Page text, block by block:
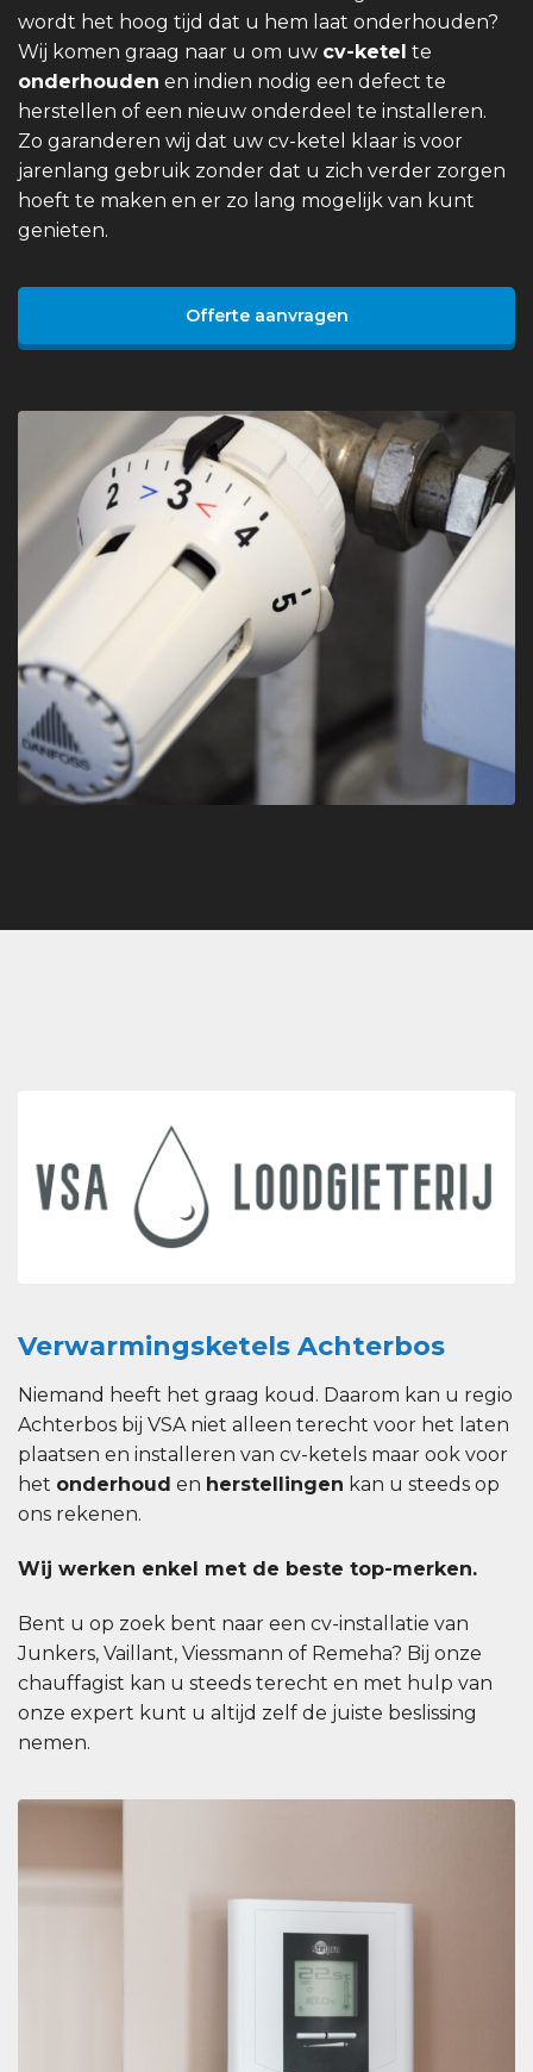
wordt het hoog tijd dat u hem laat onderhouden?
Wij komen graag naar u om uw cv-ketel te
onderhouden en indien nodig een defect te
herstellen of een nieuw onderdeel te installeren.
Zo garanderen wij dat uw cv-ketel klaar is voor
jarenlang gebruik zonder dat u zich verder zorgen
hoeft te maken en er zo lang mogelijk van kunt
genieten.
Offerte aanvragen
Verwarmingsketels Achterbos
Niemand heeft het graag koud. Daarom kan u regio
Achterbos bij VSA niet alleen terecht voor het laten
plaatsen en installeren van cv-ketels maar ook voor
het onderhoud en herstellingen kan u steeds op
ons rekenen.
Wij werken enkel met de beste top-merken.
Bent u op zoek bent naar een cv-installatie van
Junkers, Vaillant, Viessmann of Remeha? Bij onze
chauffagist kan u steeds terecht en met hulp van
onze expert kunt u altijd zelf de juiste beslissing
nemen.